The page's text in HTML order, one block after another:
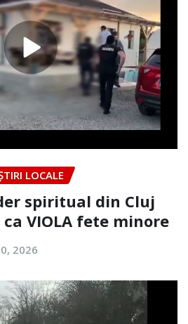
LOCALE
spiritual din Cluj
VIOLA fete minore
2026